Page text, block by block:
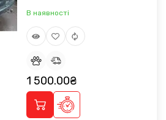
В наявності
1 500.00₴